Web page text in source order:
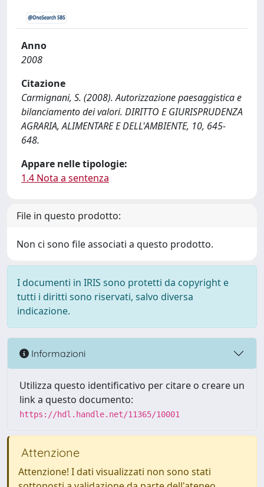
Anno
2008
Citazione
Carmignani, S. (2008). Autorizzazione paesaggistica e
bilanciamento dei valori. DIRITTO E GIURISPRUDENZA
AGRARIA, ALIMENTARE E DELL'AMBIENTE, 10, 645-
648.
Appare nelle tipologie:
1.4 Nota a sentenza
File in questo prodotto:
Non ci sono file associati a questo prodotto.
I documenti in IRIS sono protetti da copyright e
tutti i diritti sono riservati, salvo diversa
indicazione.
Informazioni
Utilizza questo identificativo per citare o creare un
link a questo documento:
https://hdl.handle.net/11365/10001
Attenzione
Attenzione! I dati visualizzati non sono stati